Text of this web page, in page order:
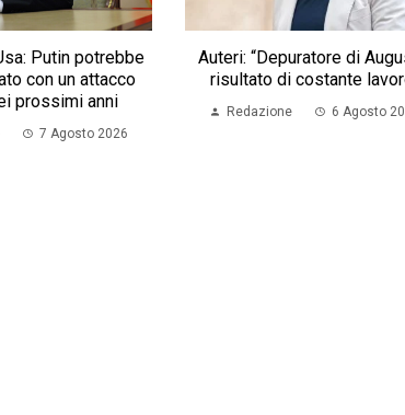
Putin potrebbe
con un attacco
prossimi anni
7 Agosto 2026
Auteri: “Depuratore di
risultato di costante
Redazione 6 Agosto